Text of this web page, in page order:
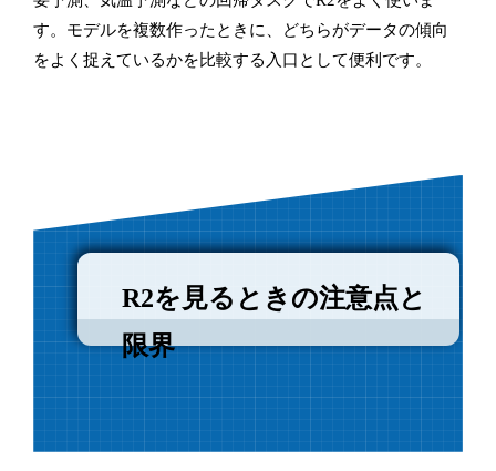
す。モデルを複数作ったときに、どちらがデータの傾向
をよく捉えているかを比較する入口として便利です。
R2を見るときの注意点と
限界